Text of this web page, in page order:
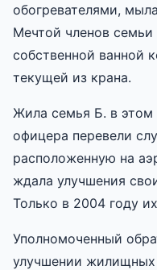
обогревателями,
Мечтой членов
собственной ванной
текущей из крана.
Жила семья Б. в этом
офицера перевели
расположенную на
ждала улучшения
Только в 2004 году
Уполномоченный
улучшении